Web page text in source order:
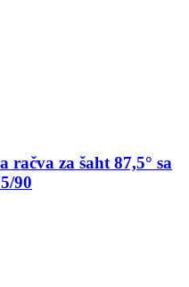
račva za šaht 87,5° sa
90